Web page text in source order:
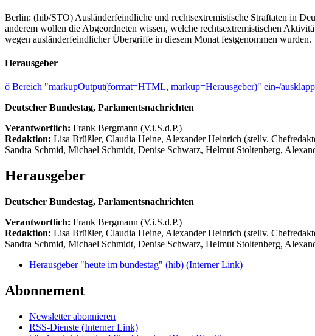
Berlin: (hib/STO) Ausländerfeindliche und rechtsextremistische Straftaten in
anderem wollen die Abgeordneten wissen, welche rechtsextremistischen
wegen ausländerfeindlicher Übergriffe in diesem Monat festgenommen wurden.
Herausgeber
ö Bereich "markupOutput(format=HTML, markup=Herausgeber)" ein-/
Deutscher Bundestag, Parlamentsnachrichten
Verantwortlich: Frank Bergmann (V.i.S.d.P.)
Redaktion: Lisa Brüßler, Claudia Heine, Alexander Heinrich (stellv.
Sandra Schmid, Michael Schmidt, Denise Schwarz, Helmut Stoltenberg,
Herausgeber
Deutscher Bundestag, Parlamentsnachrichten
Verantwortlich: Frank Bergmann (V.i.S.d.P.)
Redaktion: Lisa Brüßler, Claudia Heine, Alexander Heinrich (stellv.
Sandra Schmid, Michael Schmidt, Denise Schwarz, Helmut Stoltenberg,
Herausgeber "heute im bundestag" (hib) (Interner Link)
Abonnement
Newsletter abonnieren
RSS-Dienste (Interner Link)